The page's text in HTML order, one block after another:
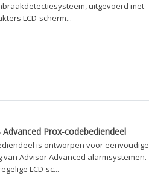
uitgevoerd met
LCD-scherm...
Advanced Prox-codebediendeel
is ontworpen voor eenvoudige
Advisor Advanced alarmsystemen.
LCD-sc...